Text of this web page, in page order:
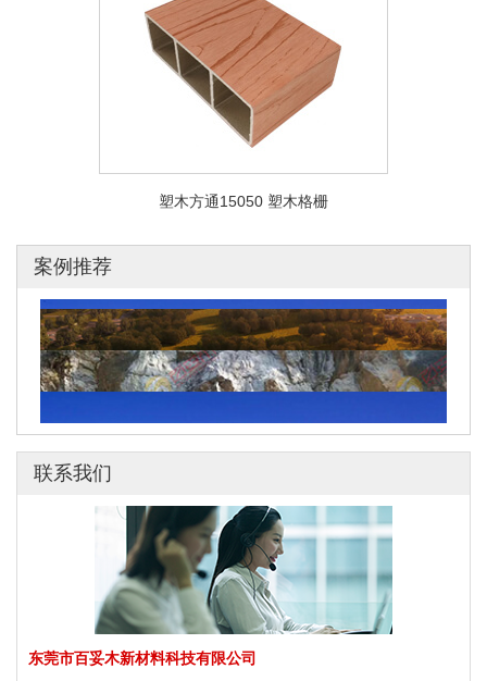
塑木方通15050 塑木格栅
案例推荐
响堂山4A级风景区塑木应用
广西弄拉廊架与栈道
2022年冬奥会滑雪场馆
响堂山4A级风景区塑木应用
联系我们
东莞市百妥木新材料科技有限公司